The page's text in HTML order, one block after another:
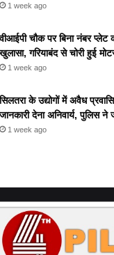
1 week ago
वीआईपी चौक पर बिना नंबर प्लेट
खुलासा, गरियाबंद से चोरी हुई
1 week ago
सिलतरा के उद्योगों में अवैध
जानकारी देना अनिवार्य, पुलिस ने
1 week ago